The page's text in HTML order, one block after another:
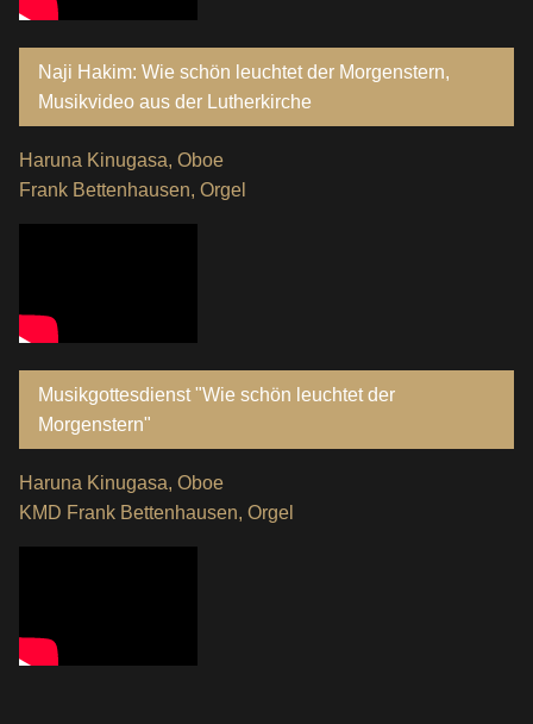
Naji Hakim: Wie schön leuchtet der Morgenstern,
Musikvideo aus der Lutherkirche
Haruna Kinugasa, Oboe
Frank Bettenhausen, Orgel
Musikgottesdienst "Wie schön leuchtet der
Morgenstern"
Haruna Kinugasa, Oboe
KMD Frank Bettenhausen, Orgel